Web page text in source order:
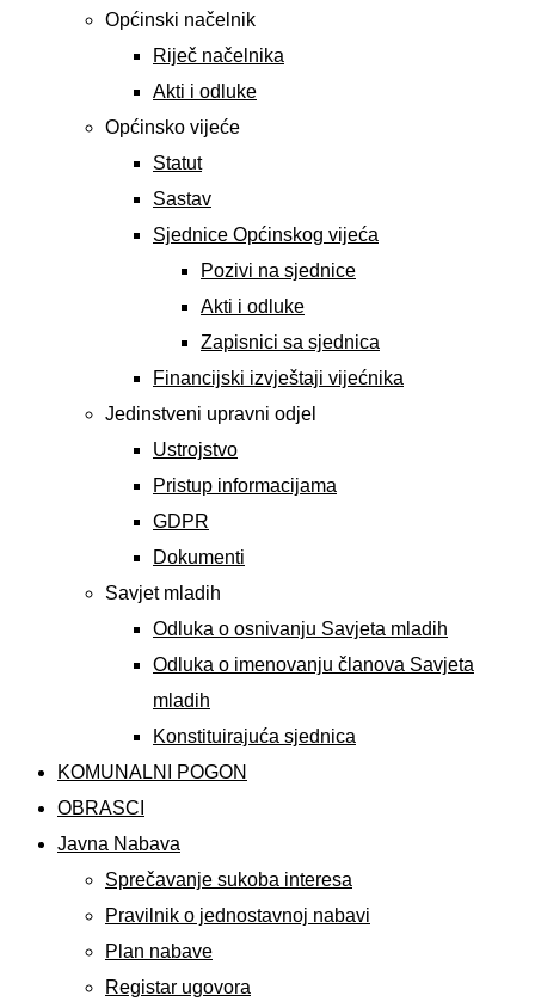
Općinski načelnik
Riječ načelnika
Akti i odluke
Općinsko vijeće
Statut
Sastav
Sjednice Općinskog vijeća
Pozivi na sjednice
Akti i odluke
Zapisnici sa sjednica
Financijski izvještaji vijećnika
Jedinstveni upravni odjel
Ustrojstvo
Pristup informacijama
GDPR
Dokumenti
Savjet mladih
Odluka o osnivanju Savjeta mladih
Odluka o imenovanju članova Savjeta
mladih
Konstituirajuća sjednica
KOMUNALNI POGON
OBRASCI
Javna Nabava
Sprečavanje sukoba interesa
Pravilnik o jednostavnoj nabavi
Plan nabave
Registar ugovora